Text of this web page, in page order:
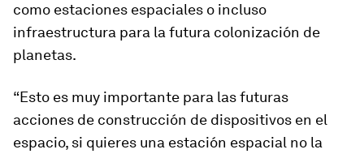
como estaciones espaciales o incluso
infraestructura para la futura colonización de
planetas.
“Esto es muy importante para las futuras
acciones de construcción de dispositivos en el
espacio, si quieres una estación espacial no la